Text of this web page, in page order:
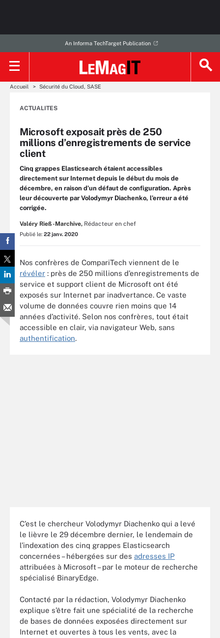
An Informa TechTarget Publication
Accueil Sécurité du Cloud, SASE
ACTUALITES
Microsoft exposait près de 250
millions d’enregistrements de service
client
Cinq grappes Elasticsearch étaient accessibles
directement sur Internet depuis le début du mois de
décembre, en raison d’un défaut de configuration. Après
leur découverte par Volodymyr Diachenko, l’erreur a été
corrigée.
Valéry Rieß-Marchive, Rédacteur en chef
Publié le: 22 janv. 2020
Nos confrères de CompariTech viennent de le
révéler : près de 250 millions d’enregistrements de
service et support client de Microsoft ont été
exposés sur Internet par inadvertance. Ce vaste
volume de données couvre rien moins que 14
années d’activité. Selon nos confrères, tout était
accessible en clair, via navigateur Web, sans
authentification.
C’est le chercheur Volodymyr Diachenko qui a levé
le lièvre le 29 décembre dernier, le lendemain de
l’indexation des cinq grappes Elasticsearch
concernées – hébergées sur des adresses IP
attribuées à Microsoft – par le moteur de recherche
spécialisé BinaryEdge.
Contacté par la rédaction, Volodymyr Diachenko
explique s’être fait une spécialité de la recherche
de bases de données exposées directement sur
Internet et ouvertes à tous les vents, avec la